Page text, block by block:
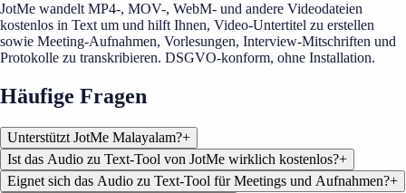
JotMe wandelt MP4-, MOV-, WebM- und andere Videodateien
kostenlos in Text um und hilft Ihnen, Video-Untertitel zu erstellen
sowie Meeting-Aufnahmen, Vorlesungen, Interview-Mitschriften und
Protokolle zu transkribieren. DSGVO-konform, ohne Installation.
Häufige Fragen
Unterstützt JotMe Malayalam?+
Ist das Audio zu Text-Tool von JotMe wirklich kostenlos?+
Eignet sich das Audio zu Text-Tool für Meetings und Aufnahmen?+